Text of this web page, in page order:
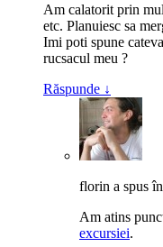
Am calatorit prin
etc. Planuiesc sa
Imi poti spune
rucsacul meu ?
Răspunde ↓
florin a spusîn
Am atins
excursiei.